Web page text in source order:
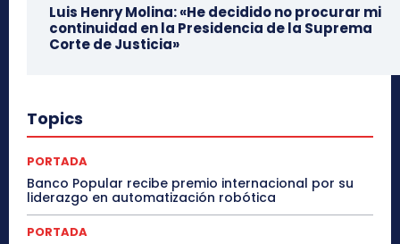
Luis Henry Molina: «He decidido no procurar mi
continuidad en la Presidencia de la Suprema
Corte de Justicia»
Topics
PORTADA
Banco Popular recibe premio internacional por su
liderazgo en automatización robótica
PORTADA